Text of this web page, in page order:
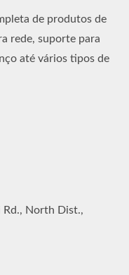
de produtos de
rede, suporte para
até vários tipos de
Rd., North Dist.,